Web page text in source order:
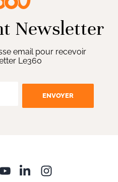
Newsletter
email pour recevoir
Le360
ENVOYER